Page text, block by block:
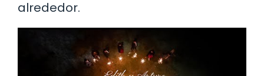
alrededor.